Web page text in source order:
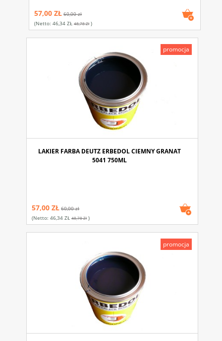
57,00 ZŁ 60,00 zł
(netto:46,34 ZŁ 48,78 Zł)
LAKIER FARBA DEUTZ ERBEDOL CIEMNY GRANAT
5041 750ML
57,00 ZŁ 60,00 zł
(netto:46,34 ZŁ 48,78 Zł)
promocja
promocja